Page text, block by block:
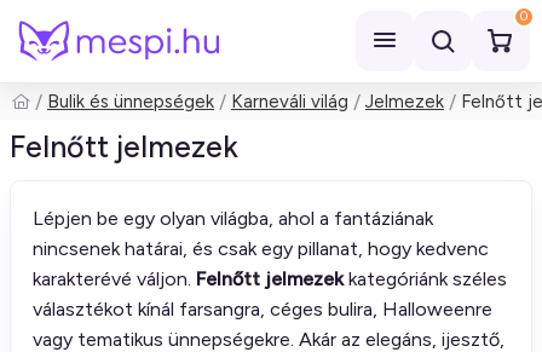
0
Keresés
Bulik és ünnepségek Karneváli világ Jelmezek Felnőtt
Felnőtt jelmezek
Lépjen be egy olyan világba, ahol a fantáziának
nincsenek határai, és csak egy pillanat, hogy kedvenc
karakterévé váljon. Felnőtt jelmezekkategóriánk széles
választékot kínál farsangra, céges bulira, Halloweenre
vagy tematikus ünnepségekre. Akár az elegáns, ijesztő,